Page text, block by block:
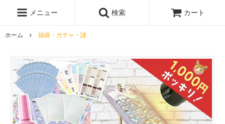
メニュー 検索 カート
ホーム 福袋・ガチャ・謎